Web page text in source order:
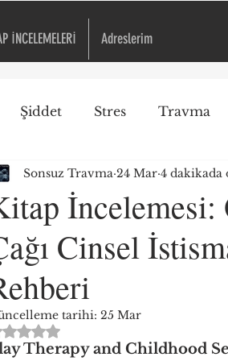
İNCELEMELERİ Adreslerim
Şiddet Stres Travma
Okul Travma Duyarlı
Kitap İncelemesi EMDR
İncelemesi:
Cinsel
Sonsuz Travma 24 Mar 4 dakikada
tarihi: 25 Mar
5 üzerinden NaN yıldız
Therapy and Childhood